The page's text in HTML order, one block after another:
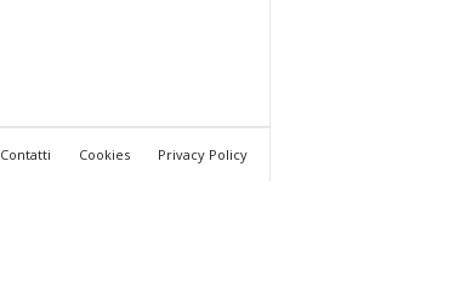
Contatti Cookies Privacy Policy